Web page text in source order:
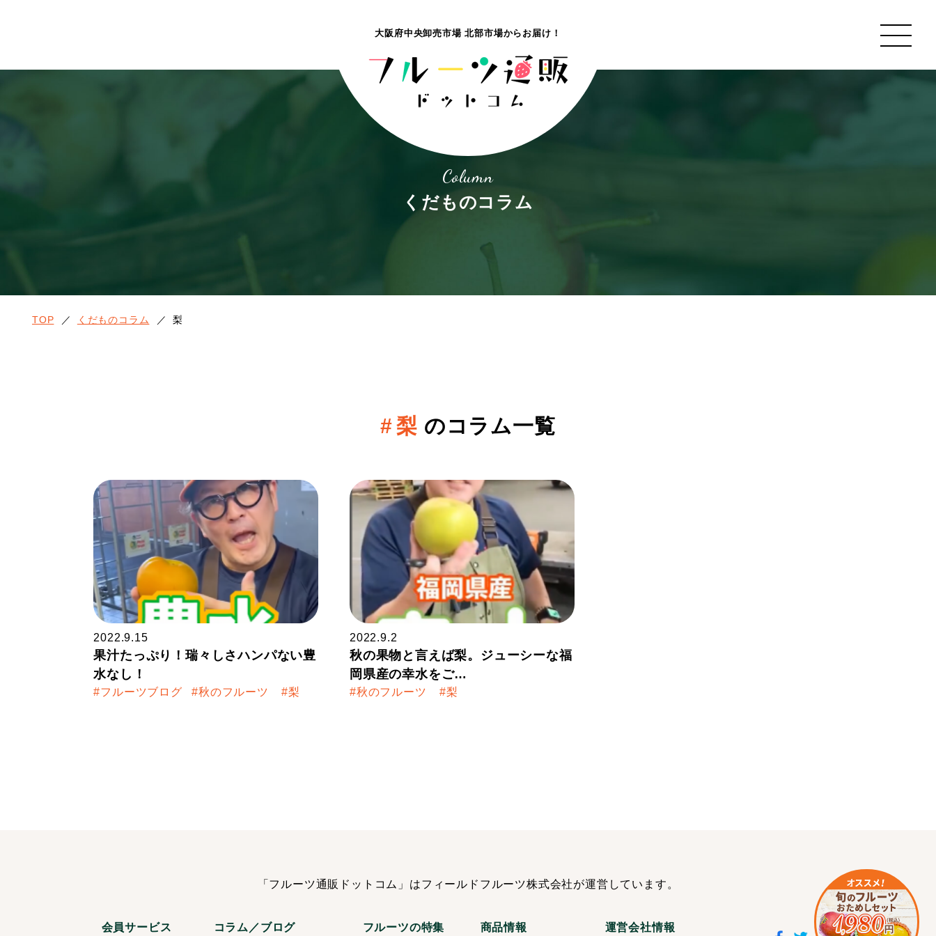
大阪府中央卸売市場 北部市場からお届け！
Column
くだものコラム
TOP ／ くだものコラム ／ 梨
梨 のコラム一覧
2022.9.15
果汁たっぷり！瑞々しさハンパない豊
水なし！
フルーツブログ 秋のフルーツ 梨
2022.9.2
秋の果物と言えば梨。ジューシーな福
岡県産の幸水をご…
秋のフルーツ 梨
「フルーツ通販ドットコム」はフィールドフルーツ株式会社が運営しています。
会員サービス コラム／ブログ フルーツの特集 商品情報 運営会社情報